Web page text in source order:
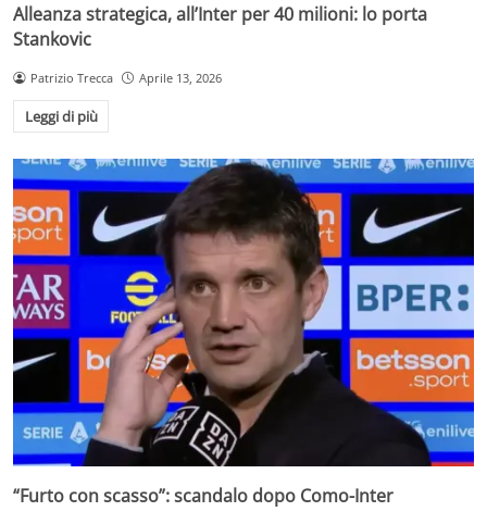
Alleanza strategica, all’Inter per 40 milioni: lo porta
Stankovic
Patrizio Trecca Aprile 13, 2026
Leggi di più
“Furto con scasso”: scandalo dopo Como-Inter